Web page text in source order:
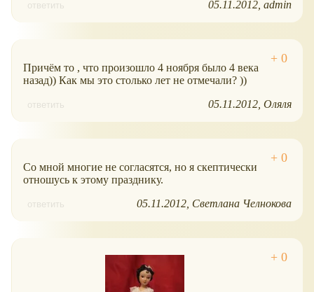
ответить 05.11.2012 admin
Причём то , что произошло 4 ноября было 4 века
назад)) Как мы это столько лет не отмечали? ))
ответить 05.11.2012 Оляля
Со мной многие не согласятся, но я скептически
отношусь к этому празднику.
ответить 05.11.2012 Светлана Челнокова